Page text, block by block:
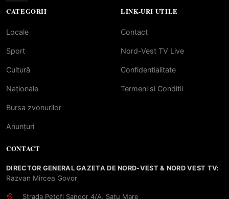
CATEGORII
Locale
Sport
Cultură
Naționale
Bursa zvonurilor
Anunțuri
LINK-URI UTILE
Contact
Nord-Vest TV Live
Confidentialitate
Termeni si Conditii
CONTACT
DIRECTOR GENERAL GAZETA DE NORD-VEST & NORD VEST TV:
Razvan Mircea Govor
Strada Petofi Sandor 4/A, Satu Mare